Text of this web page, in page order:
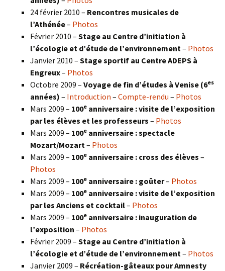
24 février 2010 – Rencontres musicales de
l’Athénée– Photos
Février 2010 – Stage au Centre d’initiation à
l’écologie et d’étude de l’environnement – Photos
Janvier 2010 – Stage sportif au Centre ADEPS à
Engreux– Photos
Octobre 2009 – Voyage de fin d’études à Venise (6es
années) – Introduction – Compte-rendu – Photos
Mars 2009 – 100e anniversaire : visite de l’exposition
par les élèves et les professeurs – Photos
Mars 2009 – 100e anniversaire : spectacle
Mozart/Mozart – Photos
Mars 2009 – 100e anniversaire : cross des élèves –
Photos
Mars 2009 – 100e anniversaire : goûter– Photos
Mars 2009 – 100e anniversaire : visite de l’exposition
par les Anciens et cocktail– Photos
Mars 2009 – 100e anniversaire : inauguration de
l’exposition – Photos
Février 2009 – Stage au Centre d’initiation à
l’écologie et d’étude de l’environnement – Photos
Janvier 2009 – Récréation-gâteaux pour Amnesty